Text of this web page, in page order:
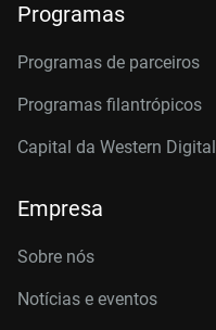
Programas
Programas de parceiros
Programas filantrópicos
Capital da Western Digital
Empresa
Sobre nós
Notícias e eventos